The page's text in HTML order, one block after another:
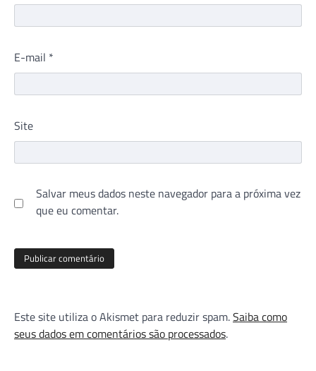
E-mail *
Site
Salvar meus dados neste navegador para a próxima vez
que eu comentar.
Este site utiliza o Akismet para reduzir spam.Saiba como
seus dados em comentários são processados.